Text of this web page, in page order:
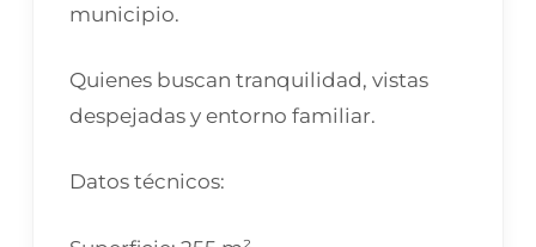
municipio.
Quienes buscan tranquilidad, vistas
despejadas y entorno familiar.
Datos técnicos: